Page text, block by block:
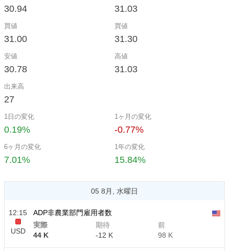
30.94 31.03
買値
31.00
買値
31.30
安値
30.78
高値
31.03
出来高
27
1日の変化
0.19%
1ヶ月の変化
-0.77%
6ヶ月の変化
7.01%
1年の変化
15.84%
05 8月, 水曜日
12:15
USD
ADP非農業部門雇用者数
実際
44 K
期待
-12 K
前
98 K